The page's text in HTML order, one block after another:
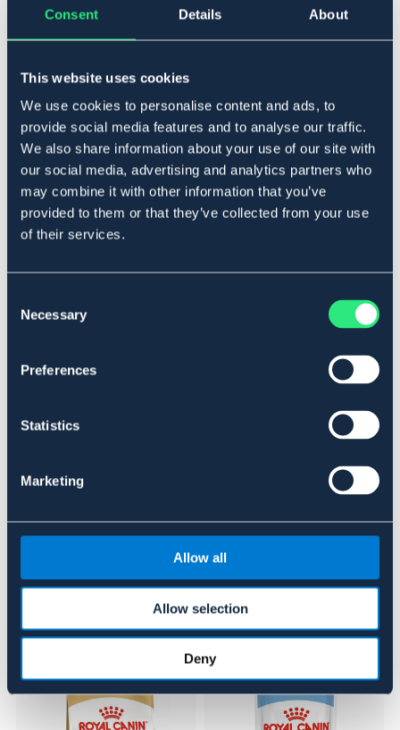
Consent Details About
This website uses cookies
We use cookies to personalise content and ads, to
provide social media features and to analyse our traffic.
We also share information about your use of our site with
our social media, advertising and analytics partners who
may combine it with other information that you’ve
provided to them or that they’ve collected from your use
of their services.
Selection
Necessary
Preferences
Statistics
Marketing
Allow all
Allow selection
Deny
tillgodose näringsbehovet hos din medelstora vuxna
hund, och lämpligt för hundar i åldrarna 1 till 7 år som
antioxidantkomplex samt näringsämnen som mannan-
försvar, så att den kan bibehålla en hälsosam livsstil.
Tack vare en exklusiv sammansättning som innehåller
mycket högkvalitativt protein bidrar ROYAL CANIN®
Medium Adult också till att stödja optimal smältbarhet,
vilket gör att din hund kan absorbera näringsämnena
effektivt. Dessutom bidrar även det balanserade
tillskottet av kostfiber till hälsosam smältbarhet för din
hund. ROYAL CANIN® Medium Adult är också berikat
Art.nr. 5730040150
Liknande produkter